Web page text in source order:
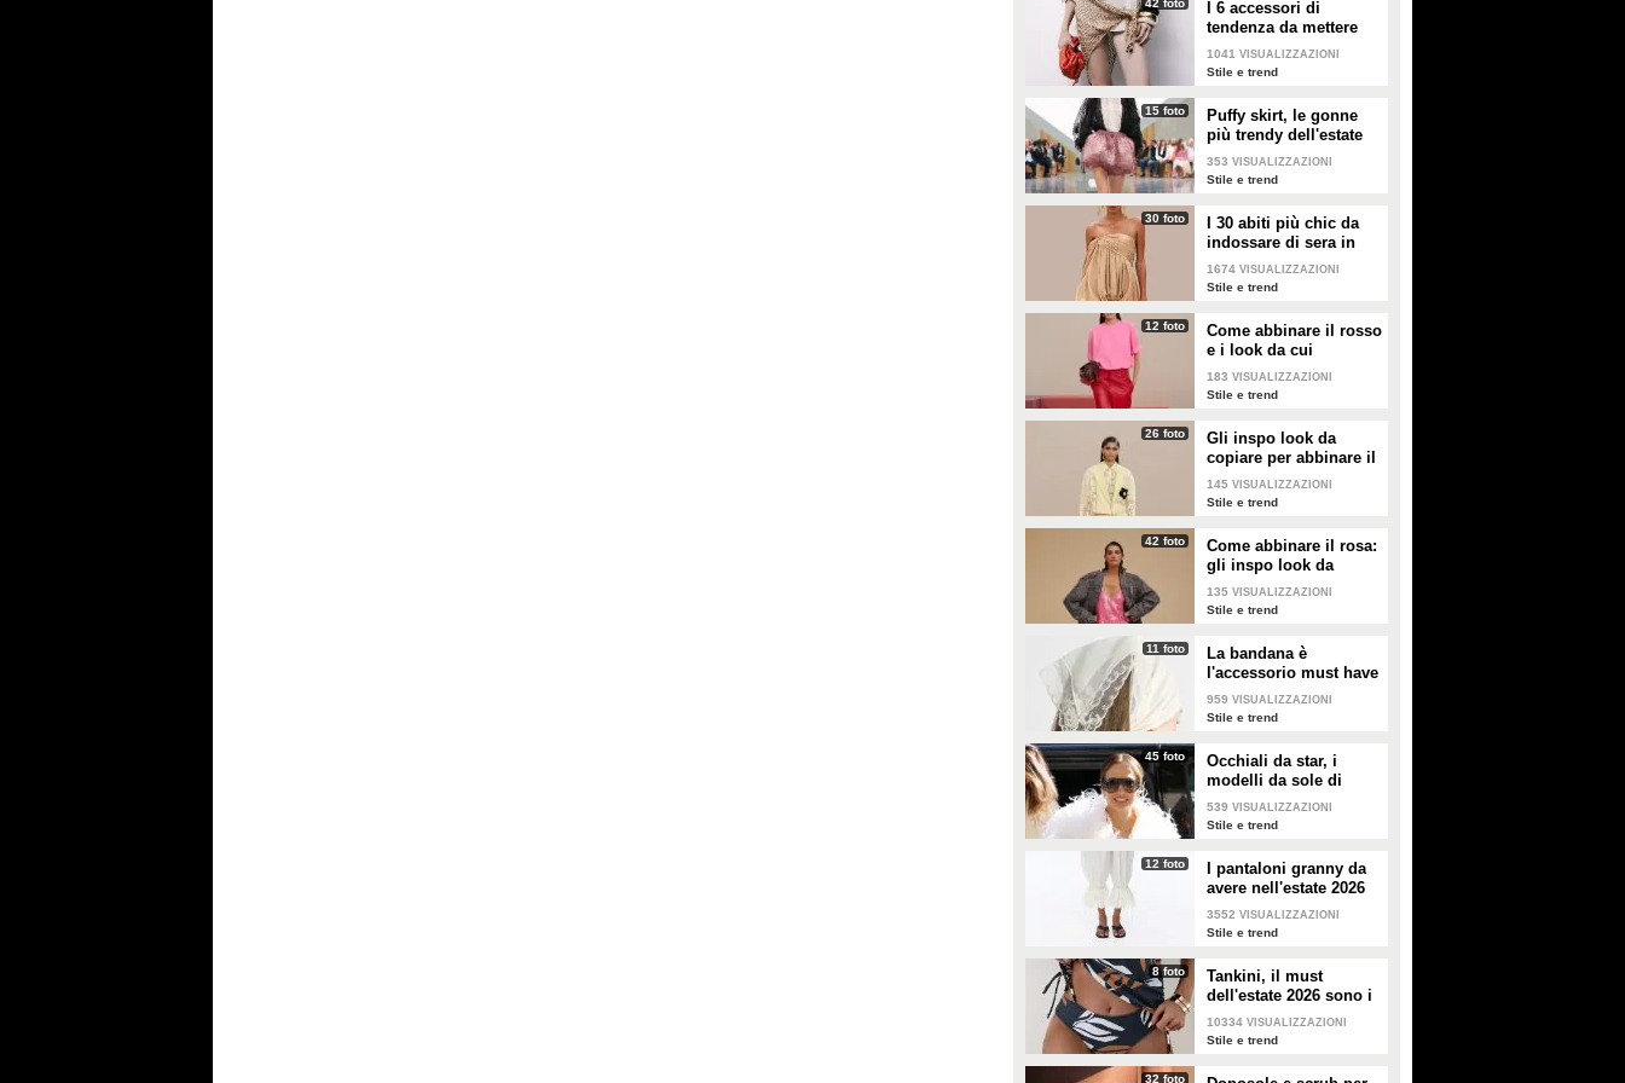
42 foto
I 6 accessori di
tendenza da mettere
nella valigia dell'estate
2026
1041 VISUALIZZAZIONI
Stile e trend
15 foto
Puffy skirt, le gonne
più trendy dell'estate
2026 sono quelle a
palloncino
353 VISUALIZZAZIONI
Stile e trend
30 foto
I 30 abiti più chic da
indossare di sera in
estate
1674 VISUALIZZAZIONI
Stile e trend
12 foto
Come abbinare il rosso
e i look da cui
prendere ispirazione
183 VISUALIZZAZIONI
Stile e trend
26 foto
Gli inspo look da
copiare per abbinare il
giallo
145 VISUALIZZAZIONI
Stile e trend
42 foto
Come abbinare il rosa:
gli inspo look da
copiare
135 VISUALIZZAZIONI
Stile e trend
11 foto
La bandana è
l'accessorio must have
dell'estate 2026: i
modelli di tendenza
959 VISUALIZZAZIONI
Stile e trend
45 foto
Occhiali da star, i
modelli da sole di
tendenza per l'estate
2026
539 VISUALIZZAZIONI
Stile e trend
12 foto
I pantaloni granny da
avere nell'estate 2026
3552 VISUALIZZAZIONI
Stile e trend
8 foto
Tankini, il must
dell'estate 2026 sono i
costumi con la canotta
10334 VISUALIZZAZIONI
Stile e trend
32 foto